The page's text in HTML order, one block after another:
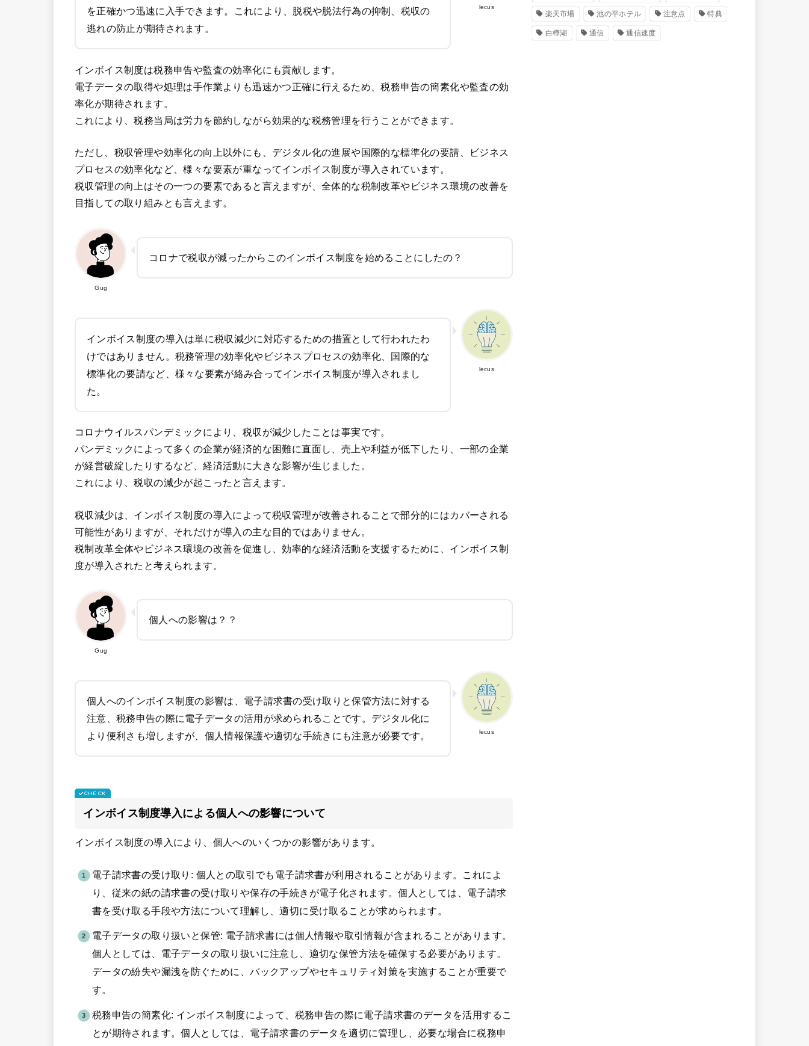
lecus
を正確かつ迅速に入手できます。これにより、脱税や脱法行為の抑制、税収の
逃れの防止が期待されます。
インボイス制度は税務申告や監査の効率化にも貢献します。
電子データの取得や処理は手作業よりも迅速かつ正確に行えるため、税務申告の簡素化や監査の効
率化が期待されます。
これにより、税務当局は労力を節約しながら効果的な税務管理を行うことができます。
ただし、税収管理や効率化の向上以外にも、デジタル化の進展や国際的な標準化の要請、ビジネス
プロセスの効率化など、様々な要素が重なってインボイス制度が導入されています。
税収管理の向上はその一つの要素であると言えますが、全体的な税制改革やビジネス環境の改善を
目指しての取り組みとも言えます。
Gug
コロナで税収が減ったからこのインボイス制度を始めることにしたの？
lecus
インボイス制度の導入は単に税収減少に対応するための措置として行われたわ
けではありません。税務管理の効率化やビジネスプロセスの効率化、国際的な
標準化の要請など、様々な要素が絡み合ってインボイス制度が導入されまし
た。
コロナウイルスパンデミックにより、税収が減少したことは事実です。
パンデミックによって多くの企業が経済的な困難に直面し、売上や利益が低下したり、一部の企業
が経営破綻したりするなど、経済活動に大きな影響が生じました。
これにより、税収の減少が起こったと言えます。
税収減少は、インボイス制度の導入によって税収管理が改善されることで部分的にはカバーされる
可能性がありますが、それだけが導入の主な目的ではありません。
税制改革全体やビジネス環境の改善を促進し、効率的な経済活動を支援するために、インボイス制
度が導入されたと考えられます。
Gug
個人への影響は？？
lecus
個人へのインボイス制度の影響は、電子請求書の受け取りと保管方法に対する
注意、税務申告の際に電子データの活用が求められることです。デジタル化に
より便利さも増しますが、個人情報保護や適切な手続きにも注意が必要です。
インボイス制度導入による個人への影響について
インボイス制度の導入により、個人へのいくつかの影響があります。
電子請求書の受け取り: 個人との取引でも電子請求書が利用されることがあります。これによ
り、従来の紙の請求書の受け取りや保存の手続きが電子化されます。個人としては、電子請求
書を受け取る手段や方法について理解し、適切に受け取ることが求められます。
電子データの取り扱いと保管: 電子請求書には個人情報や取引情報が含まれることがあります。
個人としては、電子データの取り扱いに注意し、適切な保管方法を確保する必要があります。
データの紛失や漏洩を防ぐために、バックアップやセキュリティ対策を実施することが重要で
す。
税務申告の簡素化: インボイス制度によって、税務申告の際に電子請求書のデータを活用するこ
とが期待されます。個人としては、電子請求書のデータを適切に管理し、必要な場合に税務申
楽天市場 池の平ホテル 注意点 特典
白樺湖 通信 通信速度